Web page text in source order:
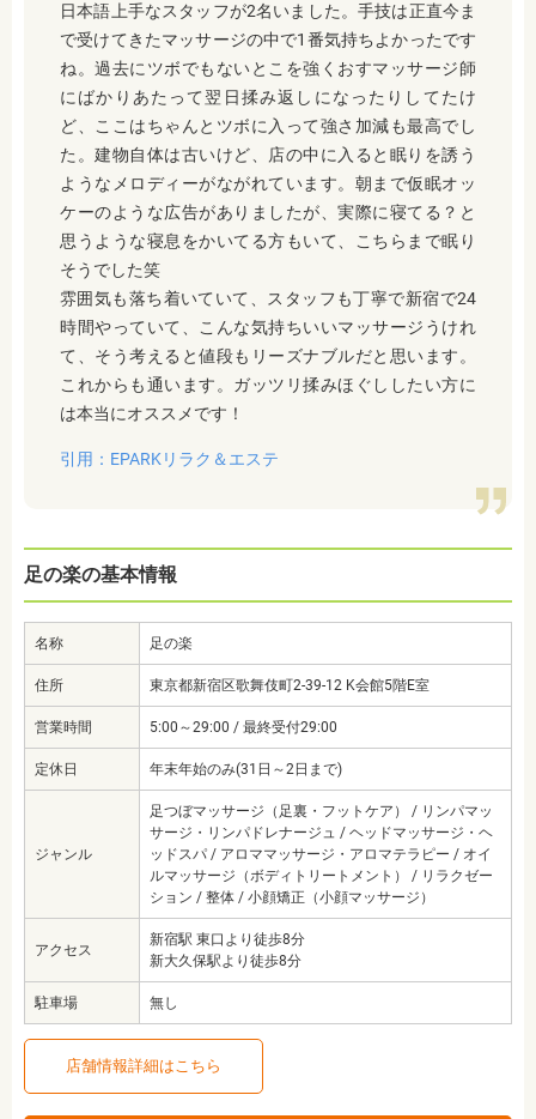
日本語上手なスタッフが2名いました。手技は正直今ま
で受けてきたマッサージの中で1番気持ちよかったです
ね。過去にツボでもないとこを強くおすマッサージ師
にばかりあたって翌日揉み返しになったりしてたけ
ど、ここはちゃんとツボに入って強さ加減も最高でし
た。建物自体は古いけど、店の中に入ると眠りを誘う
ようなメロディーがながれています。朝まで仮眠オッ
ケーのような広告がありましたが、実際に寝てる？と
思うような寝息をかいてる方もいて、こちらまで眠り
そうでした笑
雰囲気も落ち着いていて、スタッフも丁寧で新宿で24
時間やっていて、こんな気持ちいいマッサージうけれ
て、そう考えると値段もリーズナブルだと思います。
これからも通います。ガッツリ揉みほぐししたい方に
は本当にオススメです！
引用：EPARKリラク＆エステ
足の楽の基本情報
名称 足の楽
住所 東京都新宿区歌舞伎町2-39-12 K会館5階E室
営業時間 5:00～29:00 / 最終受付29:00
定休日 年末年始のみ(31日～2日まで)
ジャンル
足つぼマッサージ（足裏・フットケア） / リンパマッ
サージ・リンパドレナージュ / ヘッドマッサージ・ヘ
ッドスパ / アロママッサージ・アロマテラピー / オイ
ルマッサージ（ボディトリートメント） / リラクゼー
ション / 整体 / 小顔矯正（小顔マッサージ）
アクセス
新宿駅 東口より徒歩8分
新大久保駅より徒歩8分
駐車場 無し
店舗情報詳細はこちら